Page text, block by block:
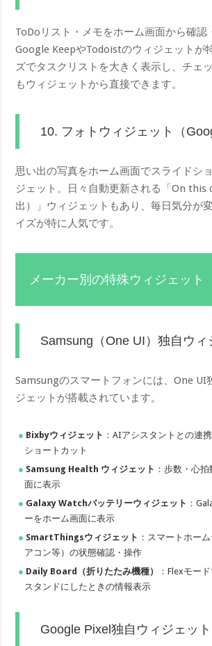
ToDoリスト・メモをホーム画面から確認
Google KeepやTodoistのウィジェットが
ズでタスクリストを大きく表示し、チェ
もウィジェットから直接できます。
10. フォトウィジェット（
思い出の写真をホーム画面でスライドシ
ジェット。日々自動更新される「On this
出）」ウィジェットもあり、毎日気分が
イズが特に人気です。
メーカー別の特殊ウィジェット
Samsung（One UI）独自ウィ
Samsungのスマートフォンには、One UI
ジェットが搭載されています。
Bixbyウィジェット ：AIアシスタントとの連
ショートカット
Samsung Health ウィジェット ：歩数・心
面に表示
Galaxy Watchバッテリーウィジェット ：
ーをホーム画面に表示
SmartThingsウィジェット ：スマートホー
アコン等）の状態確認・操作
Daily Board（折りたたみ機種）
：Flexモー
スタンドにしたときの情報表示
Google Pixel独自ウィジェット